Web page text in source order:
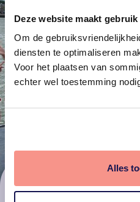
Deze website maakt
Om de
diensten te optimaliseren
Voor het plaatsen van
echter wel toestemming
Alles